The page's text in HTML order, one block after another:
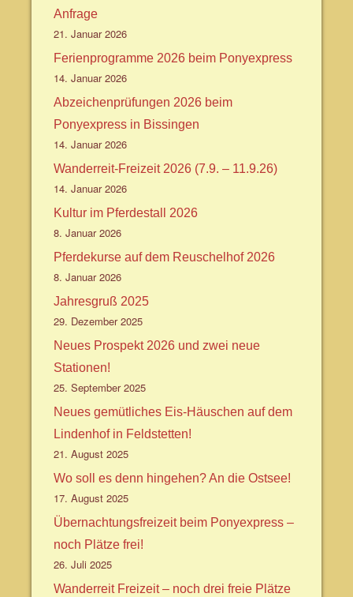
Anfrage
21. Januar 2026
Ferienprogramme 2026 beim Ponyexpress
14. Januar 2026
Abzeichenprüfungen 2026 beim
Ponyexpress in Bissingen
14. Januar 2026
Wanderreit-Freizeit 2026 (7.9. – 11.9.26)
14. Januar 2026
Kultur im Pferdestall 2026
8. Januar 2026
Pferdekurse auf dem Reuschelhof 2026
8. Januar 2026
Jahresgruß 2025
29. Dezember 2025
Neues Prospekt 2026 und zwei neue
Stationen!
25. September 2025
Neues gemütliches Eis-Häuschen auf dem
Lindenhof in Feldstetten!
21. August 2025
Wo soll es denn hingehen? An die Ostsee!
17. August 2025
Übernachtungsfreizeit beim Ponyexpress –
noch Plätze frei!
26. Juli 2025
Wanderreit Freizeit – noch drei freie Plätze